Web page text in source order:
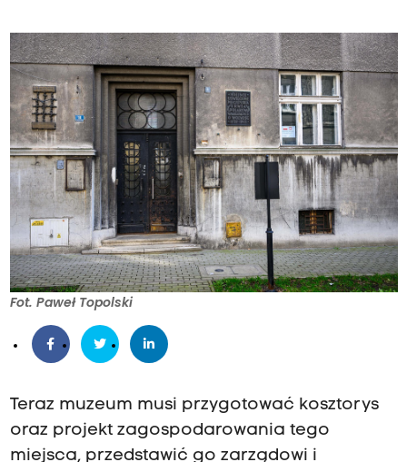
Fot. Paweł Topolski
Teraz muzeum musi przygotować kosztorys
oraz projekt zagospodarowania tego
miejsca, przedstawić go zarządowi i